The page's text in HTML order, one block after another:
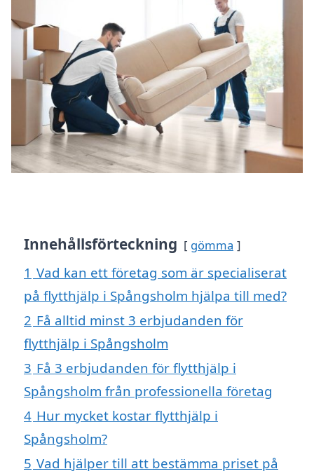
Innehållsförteckning gömma
1 Vad kan ett företag som är specialiserat
på flytthjälp i Spångsholm hjälpa till med?
2 Få alltid minst 3 erbjudanden för
flytthjälp i Spångsholm
3 Få 3 erbjudanden för flytthjälp i
Spångsholm från professionella företag
4 Hur mycket kostar flytthjälp i
Spångsholm?
5 Vad hjälper till att bestämma priset på